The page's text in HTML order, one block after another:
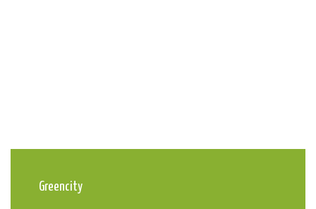
Greencity